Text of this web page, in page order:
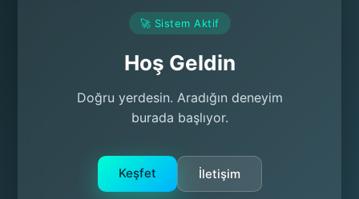
🚀 Sistem Aktif
Hoş Geldin
Doğru yerdesin. Aradığın deneyim
burada başlıyor.
Keşfet İletişim